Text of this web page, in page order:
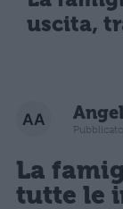
uscita,
La
tutte le